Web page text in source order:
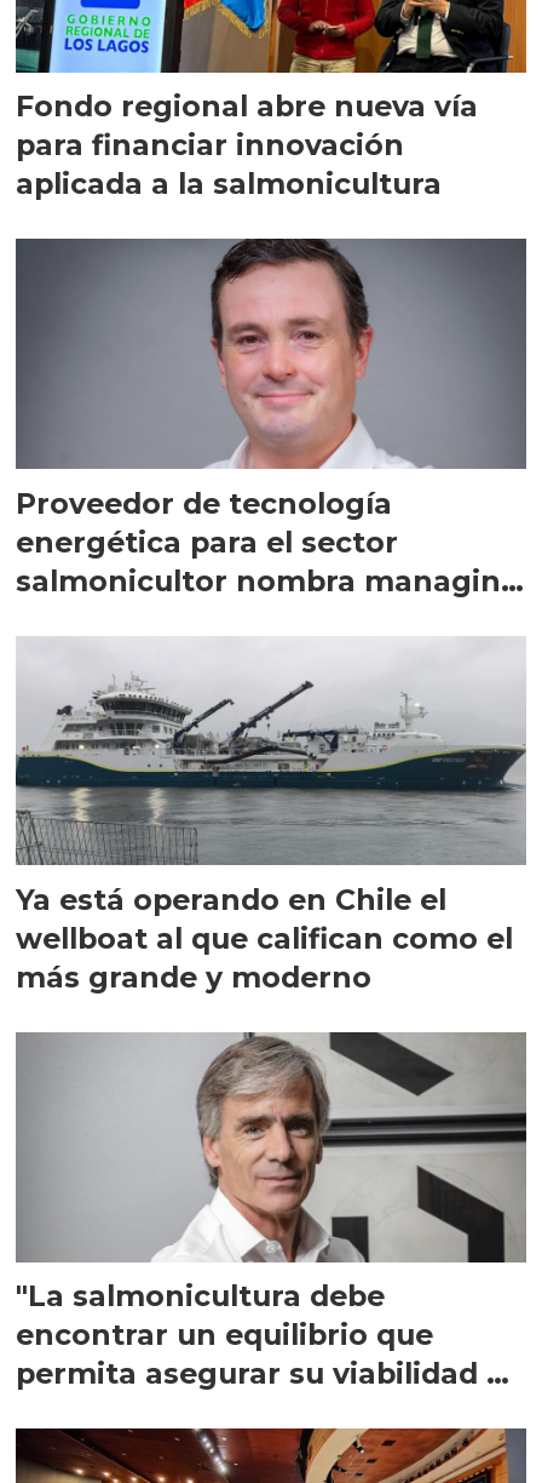
Fondo regional abre nueva vía
para financiar innovación
aplicada a la salmonicultura
Proveedor de tecnología
energética para el sector
salmonicultor nombra managing
Ya está operando en Chile el
wellboat al que califican como el
más grande y moderno
"La salmonicultura debe
encontrar un equilibrio que
permita asegurar su viabilidad de